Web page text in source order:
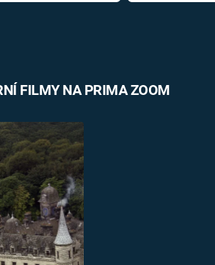
FILMY NA PRIMA ZOOM